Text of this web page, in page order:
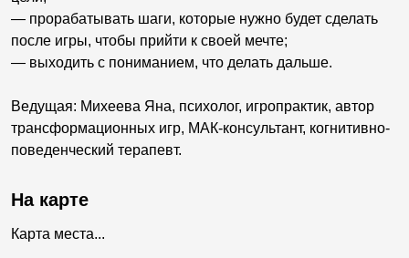
— прорабатывать шаги, которые нужно будет сделать
после игры, чтобы прийти к своей мечте;
— выходить с пониманием, что делать дальше.
Ведущая: Михеева Яна, психолог, игропрактик, автор
трансформационных игр, МАК-консультант, когнитивно-
поведенческий терапевт.
На карте
Карта места...